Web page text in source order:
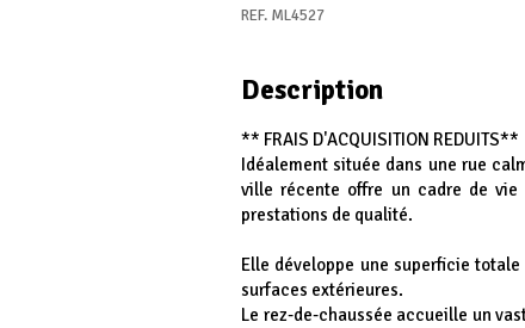
REF. ML4527
Description
** FRAIS D'ACQUISITION REDUITS**
Idéalement située dans une rue
ville récente offre un cadre de vie
prestations de qualité.
Elle développe une superficie
surfaces extérieures.
Le rez-de-chaussée accueille un